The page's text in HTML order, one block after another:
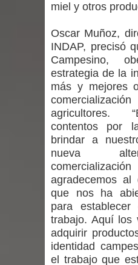
vacunarse
Mario Meza
ministra de
Linares: “No
Seremi de
mantiene
niños y
emergencia.
Del anime al
de Chile
miel y otros
Oscar Muñoz,
INDAP, precisó
Campesino,
estrategia de la
más y mejores
agricultores.
contentos por
brindar a
nueva
agradecemos al
que nos ha
para
trabajo. Aquí los
adquirir
identidad
el trabajo que